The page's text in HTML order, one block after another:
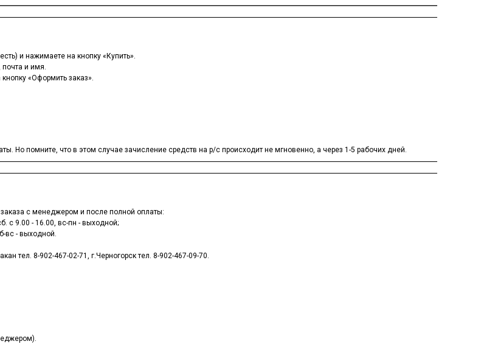
и нажимаете на кнопку «Купить».
и имя.
«Оформить заказ».
Но помните, что в этом случае зачисление средств на р/с происходит не мгновенно, а через 1-5 рабочих дней.
с менеджером и после полной оплаты:
с 9.00 - 16.00, вс-пн - выходной;
вс - выходной.
тел. 8-902-467-02-71, г.Черногорск тел. 8-902-467-09-70.